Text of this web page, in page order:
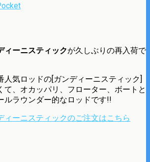
ィーニスティックが久しぶりの再入荷で
気ロッドの[ガンディーニスティック]
て、オカッパリ、フローター、ボートと
ルラウンダー的なロッドです!!
ィーニスティックのご注文はこちら